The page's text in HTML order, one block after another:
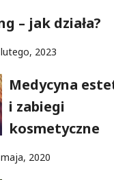
– jak działa?
2023
Medycyna
i zabiegi
kosmetyczne
2020